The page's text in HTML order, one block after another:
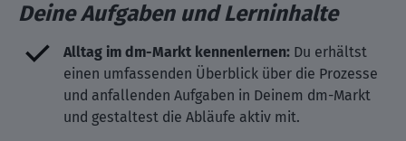
Deine Aufgaben und Lerninhalte
Alltag im dm-Markt kennenlernen: Du erhältst
einen umfassenden Überblick über die Prozesse
und anfallenden Aufgaben in Deinem dm-Markt
und gestaltest die Abläufe aktiv mit.